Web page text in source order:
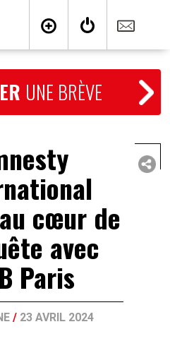
UNE BRÈVE
cœur de
avec
Paris
/ 23 AVRIL 2024